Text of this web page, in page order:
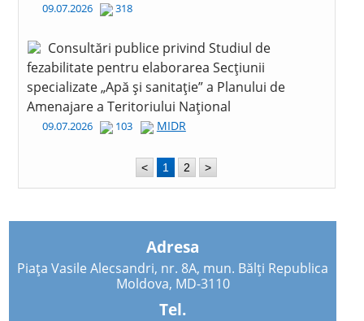
09.07.2026 318
Consultări publice privind Studiul de
fezabilitate pentru elaborarea Secțiunii
specializate „Apă și sanitație” a Planului de
Amenajare a Teritoriului Național
09.07.2026 103 MIDR
< 1 2 >
Adresa
Piața Vasile Alecsandri, nr. 8A, mun. Bălți Republica
Moldova, MD-3110
Tel.